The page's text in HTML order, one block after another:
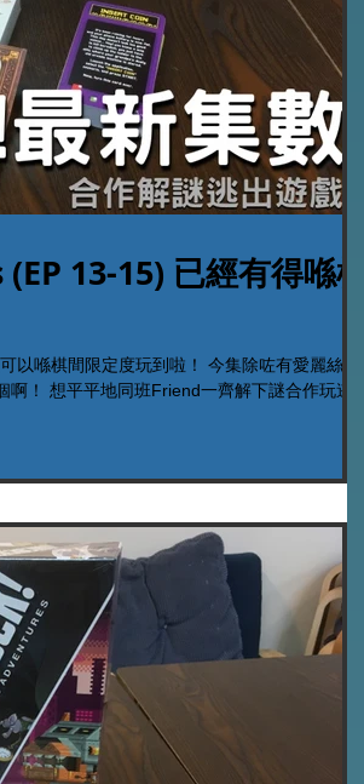
13-15) 已經有得喺
喺棋間限定度玩到啦！ 今集除咗有愛麗絲夢
啊！ 想平平地同班Friend一齊解下謎合作玩逃